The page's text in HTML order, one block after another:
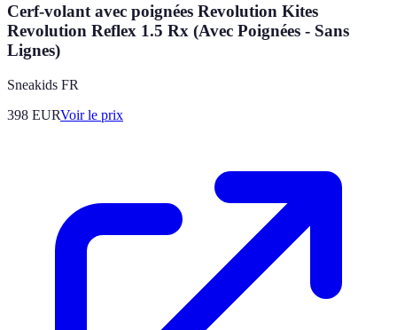
Cerf-volant avec poignées Revolution Kites
Revolution Reflex 1.5 Rx (Avec Poignées - Sans
Lignes)
Sneakids FR
398 EURVoir le prix